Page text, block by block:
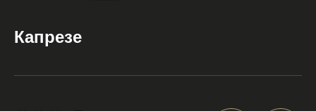
Капрезе